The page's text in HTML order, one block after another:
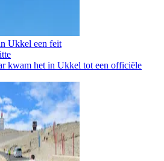
Ukkel een feit
kwam het in Ukkel tot een officiële